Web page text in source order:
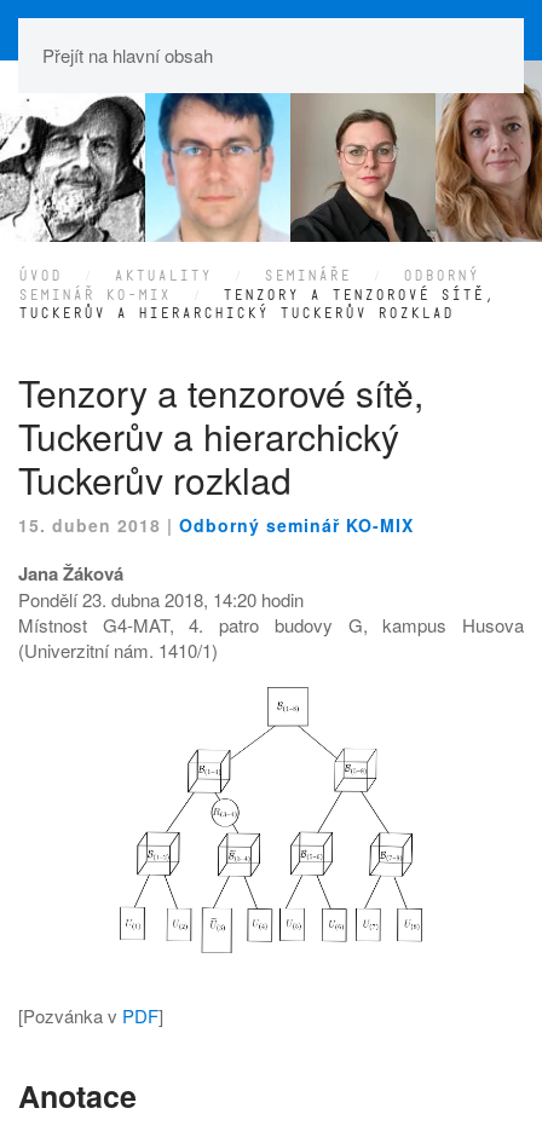
Přejít na hlavní obsah
ÚVOD AKTUALITY SEMINÁŘE
ODBORNÝ
SEMINÁŘ KO-MIX
TENZORY A TENZOROVÉ SÍTĚ,
TUCKERŮV A HIERARCHICKÝ TUCKERŮV ROZKLAD
Tenzory a tenzorové sítě,
Tuckerův a hierarchický
Tuckerův rozklad
15. duben 2018 | Odborný seminář KO-MIX
Jana Žáková
Pondělí 23. dubna 2018, 14:20 hodin
Místnost G4-MAT, 4. patro budovy G, kampus Husova
(Univerzitní nám. 1410/1)
[Pozvánka v PDF]
Anotace